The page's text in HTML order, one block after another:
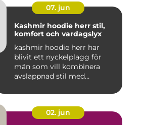
07. jun
Kashmir hoodie herr stil,
komfort och vardagslyx
kashmir hoodie herr har
blivit ett nyckelplagg för
män som vill kombinera
avslappnad stil med
02. jun